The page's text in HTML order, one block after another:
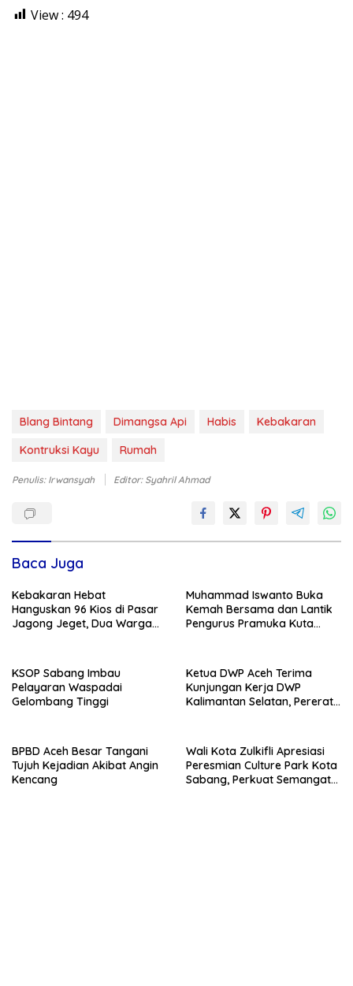
View : 494
Blang Bintang Dimangsa Api Habis
Kebakaran
Kontruksi Kayu
Rumah
Penulis: Irwansyah Editor: Syahril Ahmad
Baca Juga
Kebakaran Hebat
Hanguskan 96 Kios di Pasar
Jagong Jeget, Dua Warga
Muhammad Iswanto Buka
Kemah Bersama dan Lantik
Pengurus Pramuka Kuta
KSOP Sabang Imbau
Pelayaran Waspadai
Gelombang Tinggi
Ketua DWP Aceh Terima
Kunjungan Kerja DWP
Kalimantan Selatan, Pererat
BPBD Aceh Besar Tangani
Tujuh Kejadian Akibat Angin
Kencang
Wali Kota Zulkifli Apresiasi
Peresmian Culture Park Kota
Sabang, Perkuat Semangat